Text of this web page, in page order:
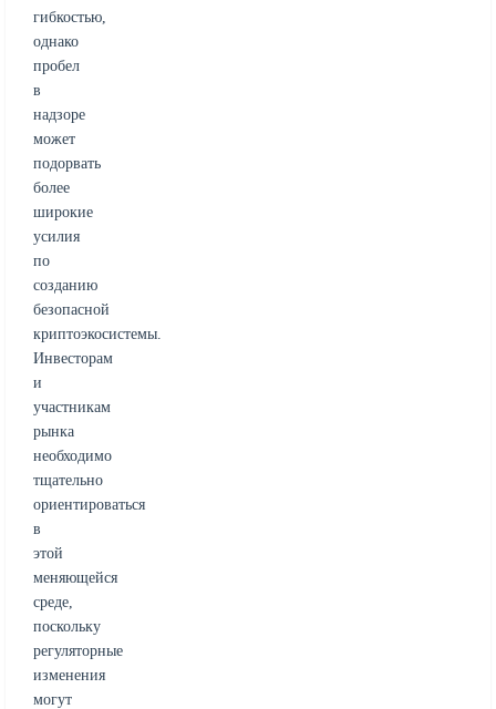
гибкостью,
однако
пробел
в
надзоре
может
подорвать
более
широкие
усилия
по
созданию
безопасной
криптоэкосистемы.
Инвесторам
и
участникам
рынка
необходимо
тщательно
ориентироваться
в
этой
меняющейся
среде,
поскольку
регуляторные
изменения
могут